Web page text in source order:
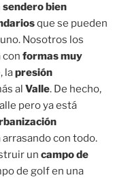
sendero bien
que se pueden
Nosotros los
con formas muy
lapresión
al Valle. De hecho,
pero ya está
con todo.
un campo de
de golf en una